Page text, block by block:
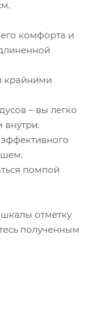
комфорта и
крайними
– вы легко
внутри.
помпой
отметку
полученным